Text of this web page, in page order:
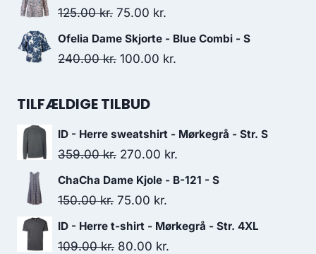
was:
is:
125.00kr. Original
price
was:
75.00 kr.
price
is:
Ofelia Dame Skjorte - Blue Combi - S
240.00kr. Original
was:
100.00 kr.
TILFÆLDIGE TILBUD
ID - Herre sweatshirt - Mørkegrå - Str. S
359.00kr. Original
price
was:
270.00 kr.
price
270.00 kr..
ChaCha Dame Kjole - B-121 - S
150.00kr. Original
price
was:
75.00 kr.
price
ID - Herre t-shirt - Mørkegrå - Str. 4XL
109.00kr. Original
80.00 kr.